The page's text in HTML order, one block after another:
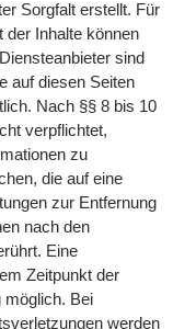
Sorgfalt erstellt. Für
der Inhalte können
sind
auf diesen Seiten
Nach §§ 8 bis 10
verpflichtet,
zu
die auf eine
zur Entfernung
nach den
Eine
Zeitpunkt der
möglich. Bei
werden